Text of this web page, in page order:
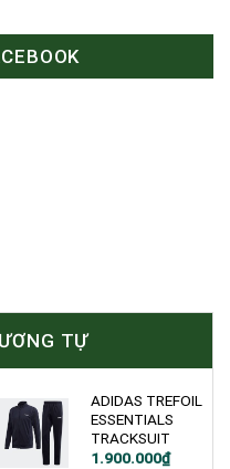
TỰ
ADIDAS TREFOIL
ESSENTIALS
TRACKSUIT
Giá
1.900.000₫
Giá